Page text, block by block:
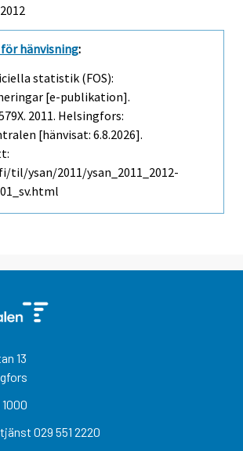
hänvisning:
statistik (FOS):
[e-publikation].
2011. Helsingfors:
[hänvisat: 6.8.2026].
ysan/2011/ysan_2011_2012-
13
1000
029 551 2220